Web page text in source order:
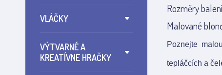
VLÁČKY
VÝTVARNÉ A
KREATÍVNE HRAČKY
Rozměry
Malované
Poznejte
tepláčcích a